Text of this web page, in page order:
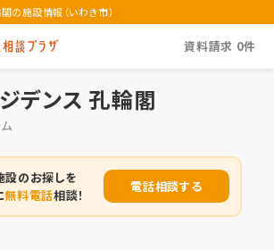
の施設情報（いわき市）
資料請求 0件
デンス 孔輪閣
設のお探しを
無料電話相談！
電話相談する